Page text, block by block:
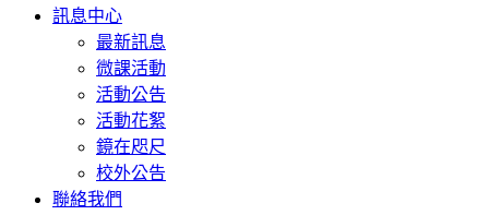
訊息中心
最新訊息
微課活動
活動公告
活動花絮
鏡在咫尺
校外公告
聯絡我們